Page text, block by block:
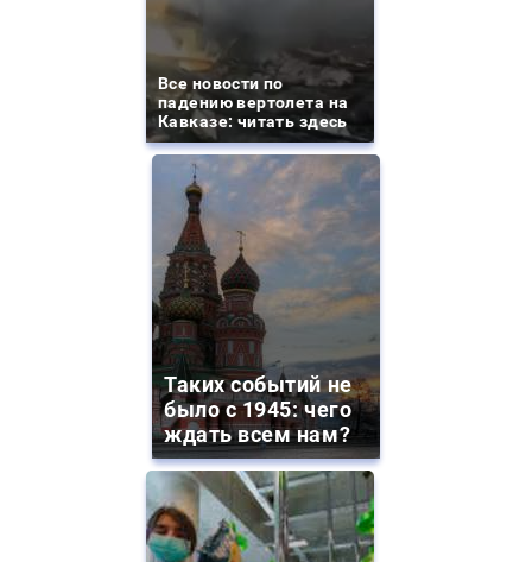
Все новости по
падению вертолета на
Кавказе: читать здесь
Таких событий не
было с 1945: чего
ждать всем нам?